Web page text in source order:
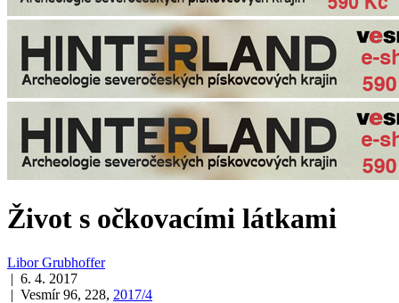
Život s očkovacími látkami
Libor Grubhoffer
| 6. 4. 2017
| Vesmír 96, 228, 2017/4